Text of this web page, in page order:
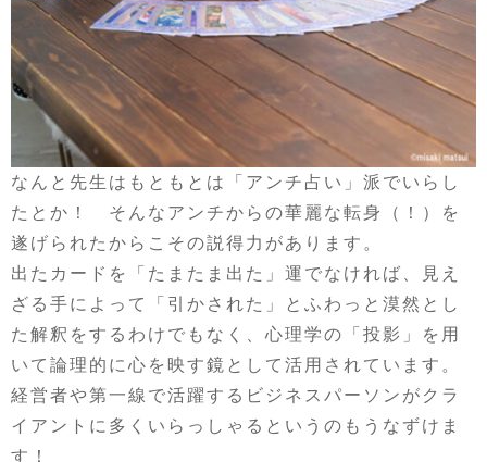
なんと先生はもともとは「アンチ占い」派でいらし
たとか！ そんなアンチからの華麗な転身（！）を
遂げられたからこその説得力があります。
出たカードを「たまたま出た」運でなければ、見え
ざる手によって「引かされた」とふわっと漠然とし
た解釈をするわけでもなく、心理学の「投影」を用
いて論理的に心を映す鏡として活用されています。
経営者や第一線で活躍するビジネスパーソンがクラ
イアントに多くいらっしゃるというのもうなずけま
す！